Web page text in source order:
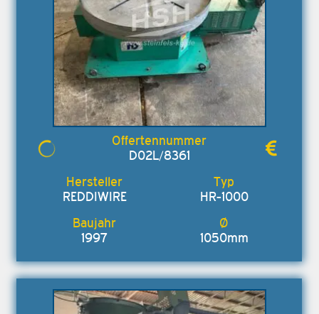
D02L/8361
REDDIWIRE HR-1000
1997 1050mm